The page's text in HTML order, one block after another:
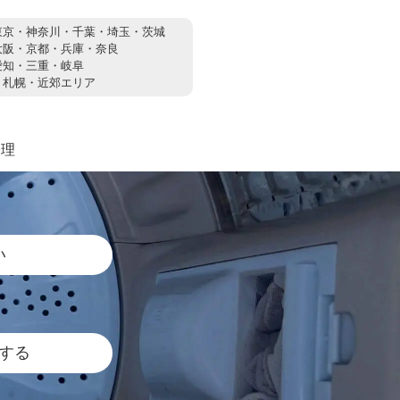
京・神奈川・千葉・埼玉・茨城
阪・京都・兵庫・奈良
知・三重・岐阜
札幌・近郊エリア
る